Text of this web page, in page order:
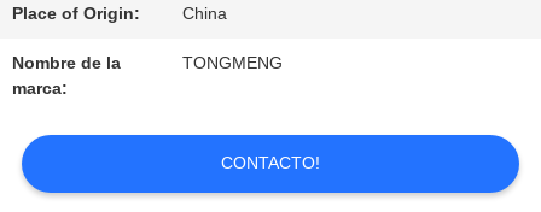
CONTROL
CALIDAD
Place of Origin: China
Nombre de la
marca:
TONGMENG
CONTACTO!